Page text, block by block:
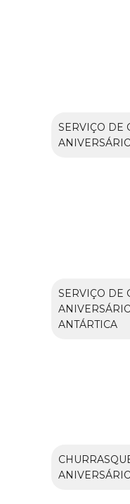
SERVIÇO DE
SERVIÇO DE
ANTÁRTICA